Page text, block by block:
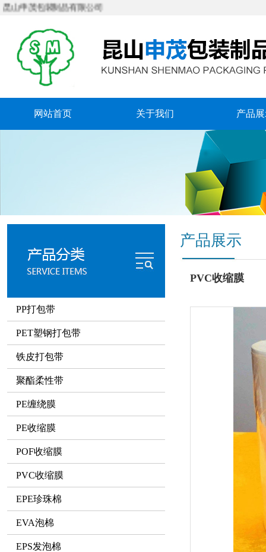
茂包装制品有限公司
网站首页 关于我们 产品
PP打包带
PET塑钢打包带
铁皮打包带
聚酯柔性带
PE缠绕膜
PE收缩膜
POF收缩膜
PVC收缩膜
EPE珍珠棉
EVA泡棉
EPS发泡棉
产品展示
PVC收缩膜